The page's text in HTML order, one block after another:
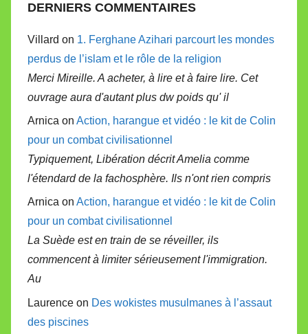
DERNIERS COMMENTAIRES
Villard on 1. Ferghane Azihari parcourt les mondes
perdus de l’islam et le rôle de la religion
Merci Mireille. A acheter, à lire et à faire lire. Cet
ouvrage aura d'autant plus dw poids qu' il
Arnica on Action, harangue et vidéo : le kit de Colin
pour un combat civilisationnel
Typiquement, Libération décrit Amelia comme
l'étendard de la fachosphère. Ils n'ont rien compris
Arnica on Action, harangue et vidéo : le kit de Colin
pour un combat civilisationnel
La Suède est en train de se réveiller, ils
commencent à limiter sérieusement l'immigration.
Au
Laurence on Des wokistes musulmanes à l’assaut
des piscines